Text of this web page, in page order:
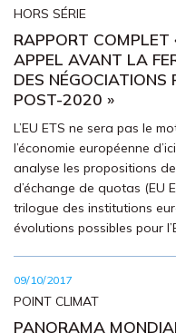
HORS SÉRIE
RAPPORT COMPLET
APPEL AVANT LA
DES NÉGOCIATIONS
POST-2020 »
L’EU ETS ne sera pas le
l’économie européenne
analyse les propositions
d’échange de quotas (EU
trilogue des institutions
évolutions possibles pour
09/10/2017
POINT CLIMAT
PANORAMA